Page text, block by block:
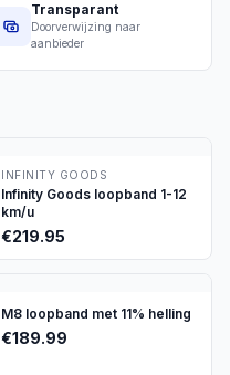
Transparant
Doorverwijzing naar
aanbieder
INFINITY GOODS
Infinity Goods loopband 1-12
km/u
€219.95
M8 loopband met 11% helling
€189.99